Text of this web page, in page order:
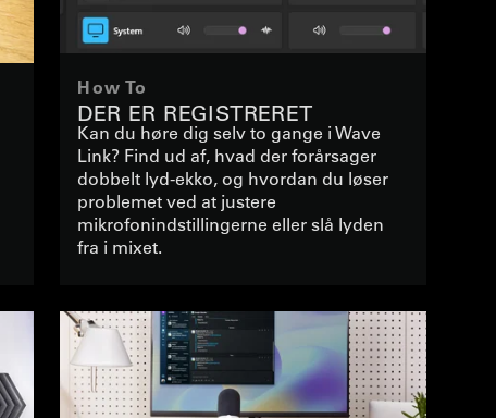
How To
DER ER REGISTRERET
DOBBELT LYD I WAVE LINK
Kan du høre dig selv to gange i Wave
Link? Find ud af, hvad der forårsager
dobbelt lyd-ekko, og hvordan du løser
problemet ved at justere
mikrofonindstillingerne eller slå lyden
fra i mixet.